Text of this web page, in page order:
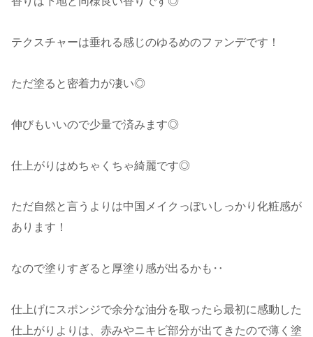
テクスチャーは垂れる感じのゆるめのファンデです！
ただ塗ると密着力が凄い◎
伸びもいいので少量で済みます◎
仕上がりはめちゃくちゃ綺麗です◎
ただ自然と言うよりは中国メイクっぽいしっかり化粧感が
あります！
なので塗りすぎると厚塗り感が出るかも‥
仕上げにスポンジで余分な油分を取ったら最初に感動した
仕上がりよりは、赤みやニキビ部分が出てきたので薄く塗